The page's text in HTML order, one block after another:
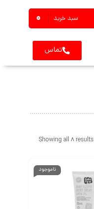
سبد خرید 0
تماس
Showing all 8 results
ناموجود